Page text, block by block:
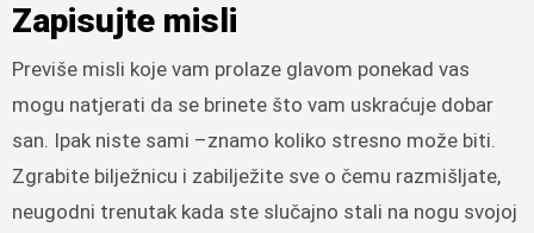
Zapisujte misli
Previše misli koje vam prolaze glavom ponekad vas
mogu natjerati da se brinete što vam uskraćuje dobar
san. Ipak niste sami –znamo koliko stresno može biti.
Zgrabite bilježnicu i zabilježite sve o čemu razmišljate,
neugodni trenutak kada ste slučajno stali na nogu svojoj